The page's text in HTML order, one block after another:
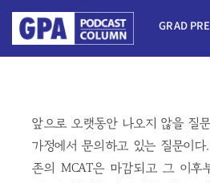
GRAD
앞으로 오랫동안 나오지 않을 질
가정에서 문의하고 있는 질문이다
존의 MCAT은 마감되고 그 이후